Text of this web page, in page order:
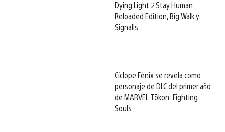
Dying Light 2 Stay Human:
Reloaded Edition, Big Walk y
Signalis
Cíclope Fénix se revela como
personaje de DLC del primer año
de MARVEL Tōkon: Fighting
Souls